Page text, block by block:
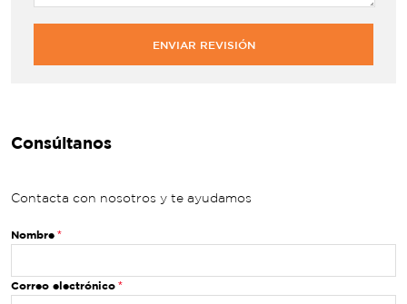
ENVIAR REVISIÓN
Consúltanos
Contacta con nosotros y te ayudamos
Nombre
Correo electrónico